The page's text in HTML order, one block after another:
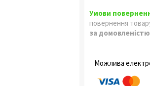
повернення
за домовленістю